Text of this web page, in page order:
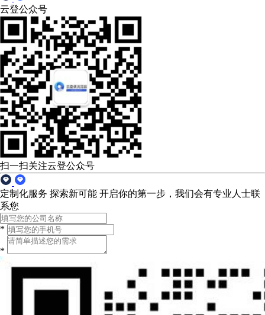
云登公众号
扫一扫关注云登公众号
定制化服务 探索新可能 开启你的第一步，我们会有专业人士联
系您
*
*